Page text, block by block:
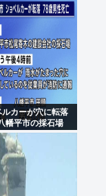
ルカーが穴に転落
幡平市の採石場